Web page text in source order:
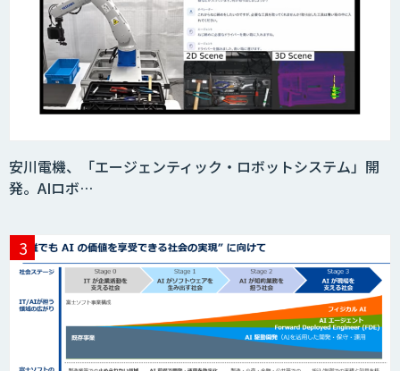
安川電機、「エージェンティック・ロボットシステム」開
発。AIロボ…